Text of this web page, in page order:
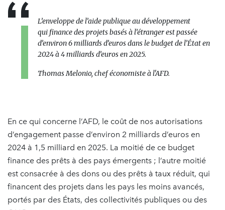
L’enveloppe de l’aide publique au développement
qui finance des projets basés à l’étranger est passée
d’environ 6 milliards d’euros dans le budget de l’État en
2024 à 4 milliards d’euros en 2025.
Thomas Melonio, chef économiste à l'AFD.
En ce qui concerne l’AFD, le coût de nos autorisations
d’engagement passe d’environ 2 milliards d’euros en
2024 à 1,5 milliard en 2025. La moitié de ce budget
finance des prêts à des pays émergents ; l’autre moitié
est consacrée à des dons ou des prêts à taux réduit, qui
financent des projets dans les pays les moins avancés,
portés par des États, des collectivités publiques ou des